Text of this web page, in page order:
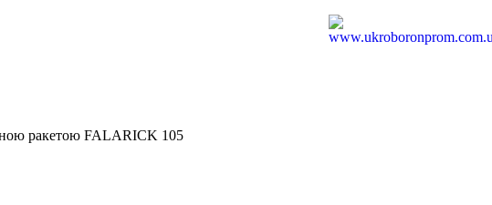
ракетою FALARICK 105